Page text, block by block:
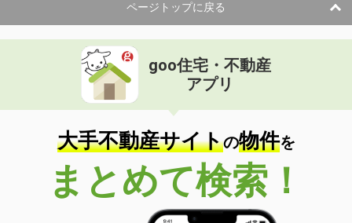
ページトップに戻る
goo住宅・不動産
アプリ
大手不動産サイトの物件を
まとめて検索！